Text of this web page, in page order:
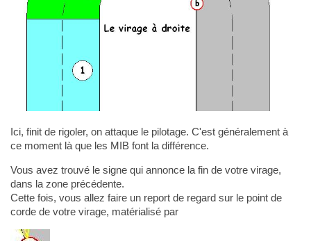
Ici, finit de rigoler, on attaque le pilotage. C'est généralement à
ce moment là que les MIB font la différence.
Vous avez trouvé le signe qui annonce la fin de votre virage,
dans la zone précédente.
Cette fois, vous allez faire un report de regard sur le point de
corde de votre virage, matérialisé par